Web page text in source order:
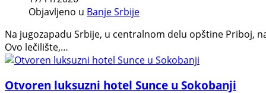
Objavljeno u Banje Srbije
Na jugozapadu Srbije, u centralnom delu opštine Priboj,
Ovo lečilište,…
Otvoren luksuzni hotel Sunce u Sokobanji